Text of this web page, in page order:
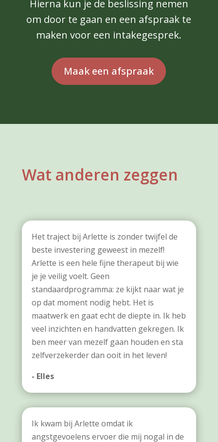
Hierna kun je de beslissing nemen
om door te gaan en een afspraak te
maken voor een intakegesprek.
Maak een afspraak
Wat anderen zeggen
Het traject bij Arlette is zonder twijfel de
beste investering geweest in mezelf!
Arlette is een hele fijne therapeut bij wie
je je veilig voelt. Geen
standaardprogramma: ze kijkt naar wat je
op dat moment nodig hebt. Het is
maatwerk en gaat echt de diepte in. Ik heb
veel inzichten en handvatten gekregen. Ik
ben meer van mezelf gaan houden en sta
zelfverzekerder dan ooit in het leven!
- Elles
Ik kwam bij Arlette omdat ik
angstgevoelens ervoer die mij nogal in de